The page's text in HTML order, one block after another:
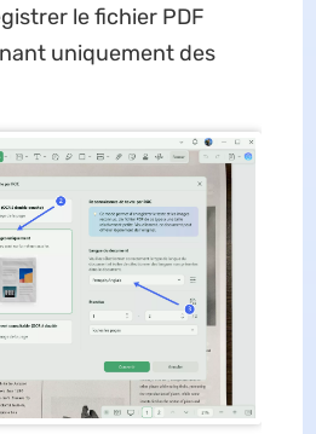
le fichier PDF
uniquement des